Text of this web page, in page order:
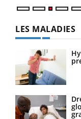
LES MALADIES